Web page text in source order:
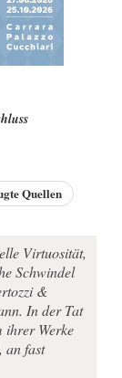
Quellen
Virtuosität,
Schwindel
&
In der Tat
ihrer Werke
an fast